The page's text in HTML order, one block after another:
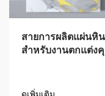
สายการผลิตแผ่นหิ
สำหรับงานตกแต่ง
ดูเพิ่มเติม